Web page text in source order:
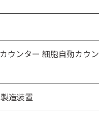
ンター 細胞自動カウン
造装置